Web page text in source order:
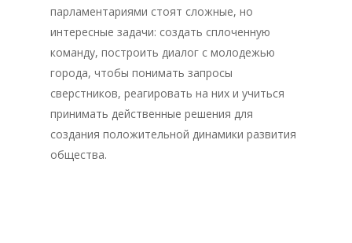
парламентариями стоят сложные, но
интересные задачи: создать сплоченную
команду, построить диалог с молодежью
города, чтобы понимать запросы
сверстников, реагировать на них и учиться
принимать действенные решения для
создания положительной динамики развития
общества.
Главная
Депутаты
История
Документация